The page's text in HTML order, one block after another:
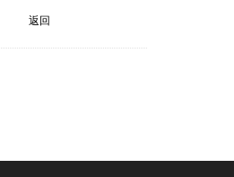
返回